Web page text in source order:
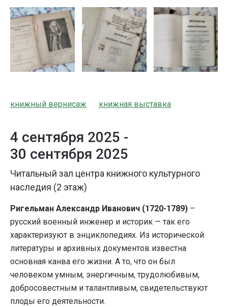
книжный вернисаж книжная выставка
4 сентября 2025 -
30 сентября 2025
Читальный зал центра книжного культурного
наследия (2 этаж)
Ригельман Александр Иванович (1720-1789) –
русский военный инженер и историк — так его
характеризуют в энциклопедиях. Из исторической
литературы и архивных документов известна
основная канва его жизни. А то, что он был
человеком умным, энергичным, трудолюбивым,
добросовестным и талантливым, свидетельствуют
плоды его деятельности.